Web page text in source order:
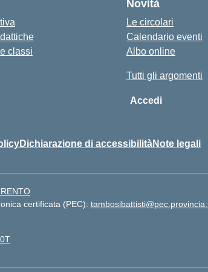
classi
Novità
Le circolari
Calendario eventi
Albo online
Tutti gli argomenti
Accedi
Dichiarazione di accessibilitàNote legali
certificata (PEC):